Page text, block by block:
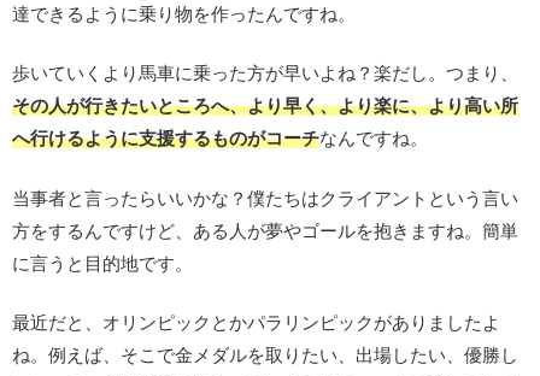
達できるように乗り物を作ったんですね。
歩いていくより馬車に乗った方が早いよね？楽だし。つまり、
その人が行きたいところへ、より早く、より楽に、より高い所
へ行けるように支援するものがコーチなんですね。
当事者と言ったらいいかな？僕たちはクライアントという言い
方をするんですけど、ある人が夢やゴールを抱きますね。簡単
に言うと目的地です。
最近だと、オリンピックとかパラリンピックがありましたよ
ね。例えば、そこで金メダルを取りたい、出場したい、優勝し